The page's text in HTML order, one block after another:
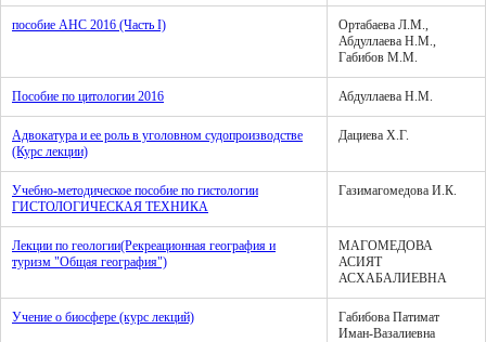
пособие АНС 2016 (Часть I)
Ортабаева Л.М.,
Абдуллаева Н.М.,
Габибов М.М.
Пособие по цитологии 2016 Абдуллаева Н.М.
Адвокатура и ее роль в уголовном судопроизводстве
(Курс лекции)
Дациева Х.Г.
Учебно-методическое пособие по гистологии
ГИСТОЛОГИЧЕСКАЯ ТЕХНИКА
Газимагомедова И.К.
Лекции по геологии(Рекреационная география и
туризм "Общая география")
МАГОМЕДОВА
АСИЯТ
АСХАБАЛИЕВНА
Учение о биосфере (курс лекций)
Габибова Патимат
Иман-Вазалиевна